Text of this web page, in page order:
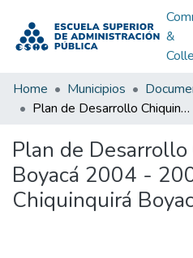
&
Home Municipios
Plan de Desarrollo Chiquinquirá Boyacá 2004 - 2007: PD Chiquinquirá Boyacá 2004 - 2007
Plan de
Boyacá 2004 -
Chiquinquirá